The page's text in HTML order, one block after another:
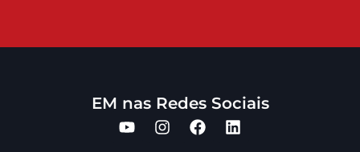
EM nas Redes Sociais